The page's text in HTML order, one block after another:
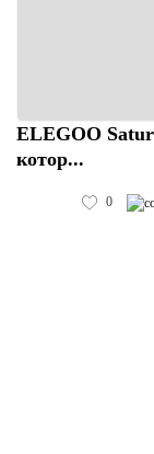
ELEGOO
котор...
0